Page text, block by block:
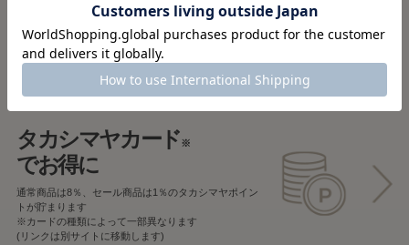
返品OK
一部商品を除き、
お届け後7日以内の場合
返品することが可能です
タカシマヤカード※
でお得に
通常商品は8％、セール商品は1％のタカシマヤポイン
トが貯まります
※カードの種類によって一部異なります
(リンクは別サイトに移動します)